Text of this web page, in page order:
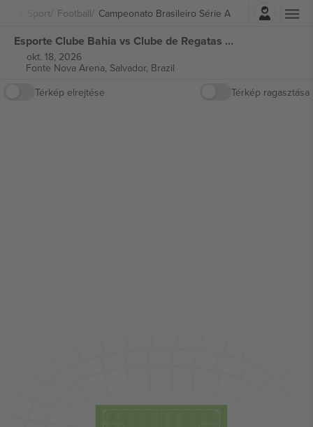
Sport Football Campeonato Brasileiro Série A
Belépés
Esporte Clube Bahia vs Clube de Regatas do Flamengo Campeonato Brasileiro Série A jegyek
okt. 18, 2026
Fonte Nova Arena, Salvador, Brazil
Térkép elrejtése
Térkép ragasztása